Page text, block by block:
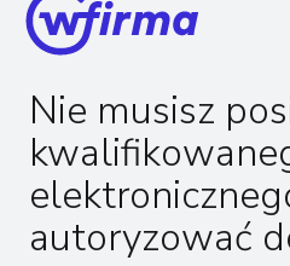
Nie musisz
autoryzować